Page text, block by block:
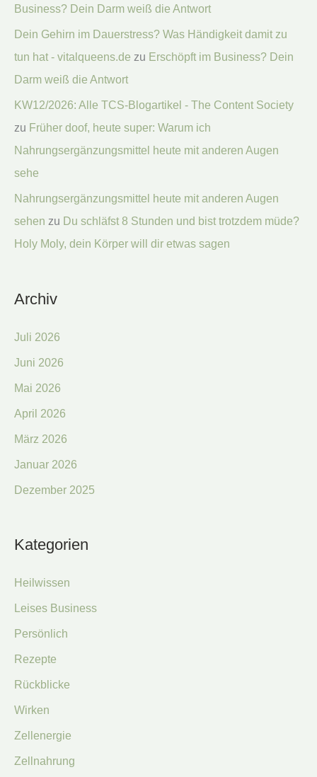
Business? Dein Darm weiß die Antwort
Dein Gehirn im Dauerstress? Was Händigkeit damit zu
tun hat - vitalqueens.de zu Erschöpft im Business? Dein
Darm weiß die Antwort
KW12/2026: Alle TCS-Blogartikel - The Content Society
zu Früher doof, heute super: Warum ich
Nahrungsergänzungsmittel heute mit anderen Augen
sehe
Nahrungsergänzungsmittel heute mit anderen Augen
sehen zu Du schläfst 8 Stunden und bist trotzdem müde?
Holy Moly, dein Körper will dir etwas sagen
Archiv
Juli 2026
Juni 2026
Mai 2026
April 2026
März 2026
Januar 2026
Dezember 2025
Kategorien
Heilwissen
Leises Business
Persönlich
Rezepte
Rückblicke
Wirken
Zellenergie
Zellnahrung